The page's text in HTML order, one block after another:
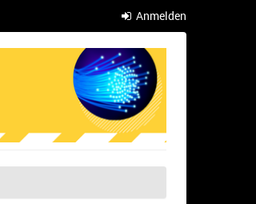
Anmelden